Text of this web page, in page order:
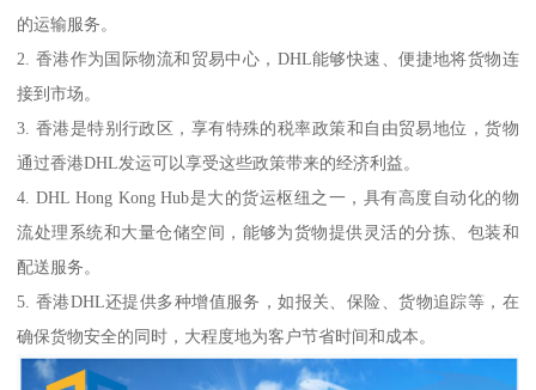
的运输服务。
2. 香港作为国际物流和贸易中心，DHL能够快速、便捷地将货物连
接到市场。
3. 香港是特别行政区，享有特殊的税率政策和自由贸易地位，货物
通过香港DHL发运可以享受这些政策带来的经济利益。
4. DHL Hong Kong Hub是大的货运枢纽之一，具有高度自动化的物
流处理系统和大量仓储空间，能够为货物提供灵活的分拣、包装和
配送服务。
5. 香港DHL还提供多种增值服务，如报关、保险、货物追踪等，在
确保货物安全的同时，大程度地为客户节省时间和成本。